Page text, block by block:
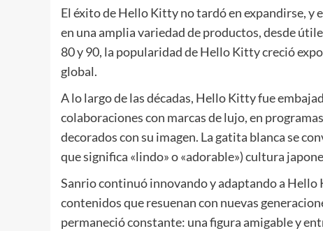
El éxito de Hello Kitty no tardó en expandirse, y
en una amplia variedad de productos, desde
80 y 90, la popularidad de Hello Kitty creció
global.
A lo largo de las décadas, Hello Kitty fue
colaboraciones con marcas de lujo, en
decorados con su imagen. La gatita blanca se
que significa «lindo» o «adorable») cultura
Sanrio continuó innovando y adaptando a
contenidos que resuenan con nuevas
permaneció constante: una figura amigable y